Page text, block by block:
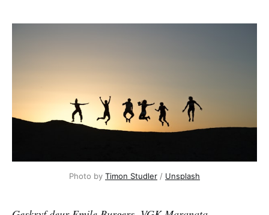
Photo by Timon Studler / Unsplash